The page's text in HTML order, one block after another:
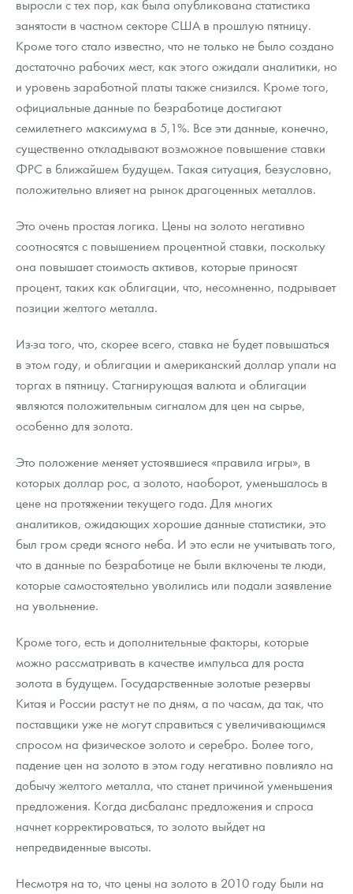
Русская нумизматика
Золотая карманная галерея
Наборы подарочных и коллекционных монет
Монеты и жетоны из недрагоценных металлов
Книги по нумизматике
выросли с тех пор, как была опубликована статистика
занятости в частном секторе США в прошлую пятницу.
Кроме того стало известно, что не только не было создано
достаточно рабочих мест, как этого ожидали аналитики, но
и уровень заработной платы также снизился. Кроме того,
официальные данные по безработице достигают
семилетнего максимума в 5,1%. Все эти данные, конечно,
существенно откладывают возможное повышение ставки
ФРС в ближайшем будущем. Такая ситуация, безусловно,
положительно влияет на рынок драгоценных металлов.
Это очень простая логика. Цены на золото негативно
соотносятся с повышением процентной ставки, поскольку
она повышает стоимость активов, которые приносят
процент, таких как облигации, что, несомненно, подрывает
позиции желтого металла.
Из-за того, что, скорее всего, ставка не будет повышаться
в этом году, и облигации и американский доллар упали на
торгах в пятницу. Стагнирующая валюта и облигации
являются положительным сигналом для цен на сырье,
особенно для золота.
Это положение меняет устоявшиеся «правила игры», в
которых доллар рос, а золото, наоборот, уменьшалось в
цене на протяжении текущего года. Для многих
аналитиков, ожидающих хорошие данные статистики, это
был гром среди ясного неба. И это если не учитывать того,
что в данные по безработице не были включены те люди,
которые самостоятельно уволились или подали заявление
на увольнение.
Кроме того, есть и дополнительные факторы, которые
можно рассматривать в качестве импульса для роста
золота в будущем. Государственные золотые резервы
Китая и России растут не по дням, а по часам, да так, что
поставщики уже не могут справиться с увеличивающимся
спросом на физическое золото и серебро. Более того,
падение цен на золото в этом году негативно повлияло на
добычу желтого металла, что станет причиной уменьшения
предложения. Когда дисбаланс предложения и спроса
начнет корректироваться, то золото выйдет на
непредвиденные высоты.
Несмотря на то, что цены на золото в 2010 году были на